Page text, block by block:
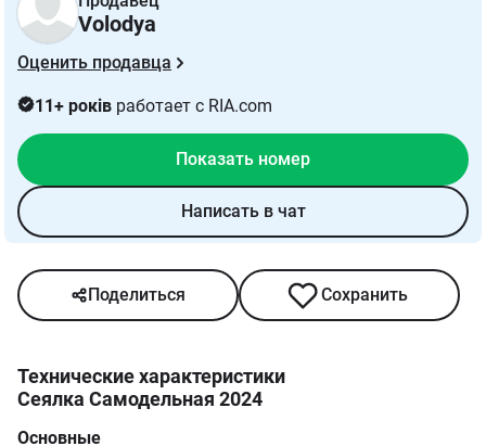
Volodya
Оценить продавца
11+ років работает с RIA.com
Показать номер
Написать в чат
Поделиться Сохранить
Технические характеристики
Сеялка Самодельная 2024
Основные